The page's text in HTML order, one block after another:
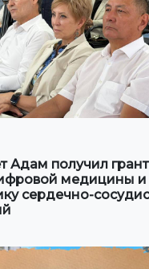
билим
Адам получил
медицины и
сердечно-